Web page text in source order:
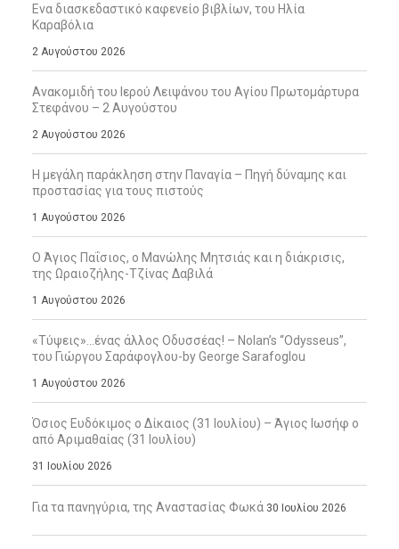
Ενα διασκεδαστικό καφενείο βιβλίων, του Ηλία
Καραβόλια
2 Αυγούστου 2026
Ανακομιδή του Ιερού Λειψάνου του Αγίου Πρωτομάρτυρα
Στεφάνου – 2 Αυγούστου
2 Αυγούστου 2026
Η μεγάλη παράκληση στην Παναγία – Πηγή δύναμης και
προστασίας για τους πιστούς
1 Αυγούστου 2026
Ο Άγιος Παΐσιος, ο Μανώλης Μητσιάς και η διάκρισις,
της Ωραιοζήλης-Τζίνας Δαβιλά
1 Αυγούστου 2026
«Τύψεις»…ένας άλλος Οδυσσέας! – Nolan’s “Odysseus”,
του Γιώργου Σαράφογλου-by George Sarafoglou
1 Αυγούστου 2026
Όσιος Ευδόκιμος ο Δίκαιος (31 Ιουλίου) – Άγιος Ιωσήφ ο
από Αριμαθαίας (31 Ιουλίου)
31 Ιουλίου 2026
Για τα πανηγύρια, της Αναστασίας Φωκά 30 Ιουλίου 2026